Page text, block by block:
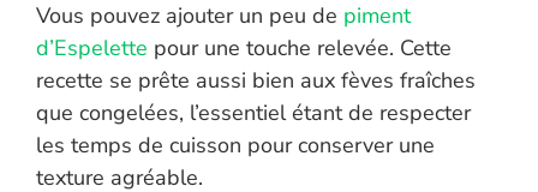
Vous pouvez ajouter un peu de piment
d’Espelette pour une touche relevée. Cette
recette se prête aussi bien aux fèves fraîches
que congelées, l’essentiel étant de respecter
les temps de cuisson pour conserver une
texture agréable.